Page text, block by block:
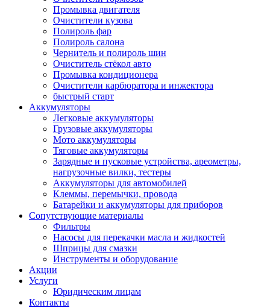
Промывка двигателя
Очистители кузова
Полироль фар
Полироль салона
Чернитель и полироль шин
Очиститель стёкол авто
Промывка кондиционера
Очистители карбюратора и инжектора
быстрый старт
Аккумуляторы
Легковые аккумуляторы
Грузовые аккумуляторы
Мото аккумуляторы
Тяговые аккумуляторы
Зарядные и пусковые устройства, ареометры,
нагрузочные вилки, тестеры
Аккумуляторы для автомобилей
Клеммы, перемычки, провода
Батарейки и аккумуляторы для приборов
Сопутствующие материалы
Фильтры
Насосы для перекачки масла и жидкостей
Шприцы для смазки
Инструменты и оборудование
Акции
Услуги
Юридическим лицам
Контакты